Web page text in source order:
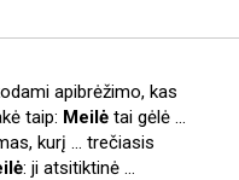
apibrėžimo, kas
taip: Meilė tai gėlė ...
kurį ... trečiasis
: ji atsitiktinė ...